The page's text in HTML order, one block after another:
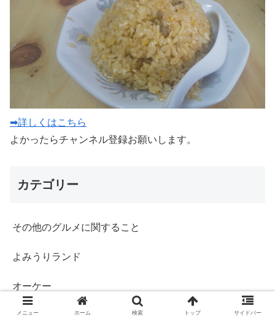
➡詳しくはこちら
よかったらチャンネル登録お願いします。
カテゴリー
その他のグルメに関すること
よみうりランド
オーケー
ケバブ
メニュー ホーム 検索 トップ サイドバー